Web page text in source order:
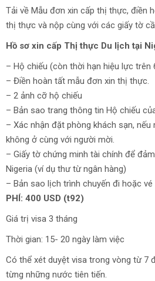
Tải về Mẫu đơn xin cấp thị thực, điền
thị thực và nộp cùng với các giấy tờ
Hồ sơ xin cấp Thị thực Du lịch tại
– Hộ chiếu (còn thời hạn hiệu lực trên
– Điền hoàn tất mẫu đơn xin thị thực.
– 2 ảnh cỡ hộ chiếu
– Bản sao trang thông tin Hộ chiếu
– Xác nhận đặt phòng khách sạn,
không ở cùng với người mời.
– Giấy tờ chứng minh tài chính để
Nigeria (ví dụ thư từ ngân hàng)
– Bản sao lịch trình chuyến đi hoặc vé
PHÍ: 400 USD (t92)
Giá trị visa 3 tháng
Thời gian: 15- 20 ngày làm việc
Có thể xét duyệt visa trong vòng từ 7
từng những nước tiên tiến.